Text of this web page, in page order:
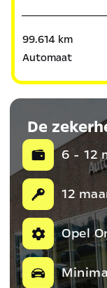
99.614 km
Automaat
De
6 - 12
12
Opel